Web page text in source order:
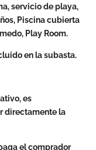
servicio de playa,
Piscina cubierta
Play Room.
en la subasta.
es
directamente la
paga el comprador